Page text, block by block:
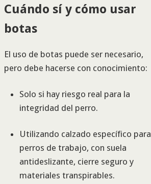
Cuándo sí y cómo usar
botas
El uso de botas puede ser necesario,
pero debe hacerse con conocimiento:
Solo si hay riesgo real para la
integridad del perro.
Utilizando calzado específico para
perros de trabajo, con suela
antideslizante, cierre seguro y
materiales transpirables.